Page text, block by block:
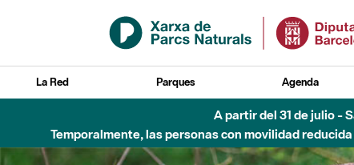
Saltar al contenido principal
La Red Parques Agenda
A partir del 31 de julio -
Temporalmente, las personas con movilidad